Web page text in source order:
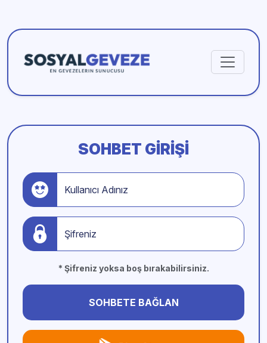
SOHBET GIRIŞI
Kullanıcı Adınız
Şifreniz
* Şifreniz yoksa boş bırakabilirsiniz.
SOHBETE BAĞLAN